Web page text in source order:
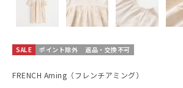
SALE ポイント除外 返品・交換不可
FRENCH Aming（フレンチアミング）